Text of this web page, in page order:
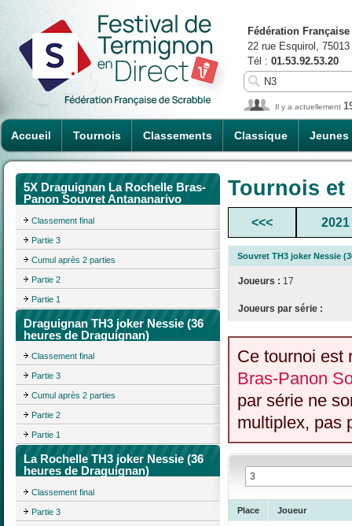
Accueil Tournois Classements Classique Jeunes
Fédération
22 rue Esquirol,
Tél : 01.53.92.53.20
Il y a actuellement
5X Draguignan La Rochelle Bras-
Panon Souvret Antananarivo
Classement final
Partie 3
Cumul après 2 parties
Partie 2
Partie 1
Draguignan TH3 joker Nessie (36
heures de Draguignan)
Classement final
Partie 3
Cumul après 2 parties
Partie 2
Partie 1
La Rochelle TH3 joker Nessie (36
heures de Draguignan)
Classement final
Partie 3
Tournois
<<< 2021
Souvret TH3 joker Nessie
Joueurs : 17
Joueurs par série :
Ce tournoi est
Bras-Panon
par série ne
multiplex, pas
Place Joueur